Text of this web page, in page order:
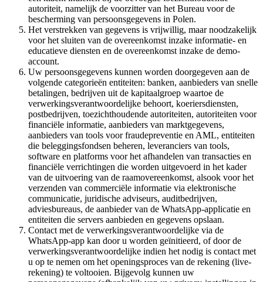
autoriteit, namelijk de voorzitter van het Bureau voor de
bescherming van persoonsgegevens in Polen.
Het verstrekken van gegevens is vrijwillig, maar noodzakelijk
voor het sluiten van de overeenkomst inzake informatie- en
educatieve diensten en de overeenkomst inzake de demo-
account.
Uw persoonsgegevens kunnen worden doorgegeven aan de
volgende categorieën entiteiten: banken, aanbieders van snelle
betalingen, bedrijven uit de kapitaalgroep waartoe de
verwerkingsverantwoordelijke behoort, koeriersdiensten,
postbedrijven, toezichthoudende autoriteiten, autoriteiten voor
financiële informatie, aanbieders van marktgegevens,
aanbieders van tools voor fraudepreventie en AML, entiteiten
die beleggingsfondsen beheren, leveranciers van tools,
software en platforms voor het afhandelen van transacties en
financiële verrichtingen die worden uitgevoerd in het kader
van de uitvoering van de raamovereenkomst, alsook voor het
verzenden van commerciële informatie via elektronische
communicatie, juridische adviseurs, auditbedrijven,
adviesbureaus, de aanbieder van de WhatsApp-applicatie en
entiteiten die servers aanbieden en gegevens opslaan.
Contact met de verwerkingsverantwoordelijke via de
WhatsApp-app kan door u worden geïnitieerd, of door de
verwerkingsverantwoordelijke indien het nodig is contact met
u op te nemen om het openingsproces van de rekening (live-
rekening) te voltooien. Bijgevolg kunnen uw